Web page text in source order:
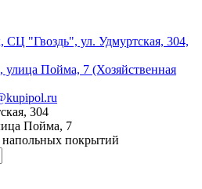
СЦ "Гвоздь", ул. Удмуртская, 304,
улица Пойма, 7 (Хозяйственная
304
Пойма, 7
покрытий